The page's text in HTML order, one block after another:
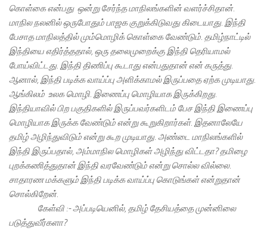
கொள்கை என்பது ஒன்று சேர்ந்த மாநிலங்களின் வளர்ச்சிதான்.
மாநில நலனில் ஒருபோதும் பாஜக குறுக்கிடுவது கிடையாது. இந்தி
பேசாத மாநிலத்தில் மும்மொழிக் கொள்கை வேண்டும். தமிழ்நாட்டில்
இந்தியை எதிர்த்ததால், ஒரு தலைமுறைக்கு இந்தி தெரியாமல்
போய்விட்டது. இந்தி திணிப்பு கூடாது என்பதுதான் என் கருத்து.
ஆனால், இந்தி படிக்க வாய்ப்பு அளிக்காமல் இருப்பதை ஏற்க முடியாது.
ஆங்கிலம் உலக மொழி. இணைப்பு மொழியாக இருக்கிறது.
இந்தியாவில் பிற பகுதிகளில் இருப்பவர்களிடம் பேச இந்தி இணைப்பு
மொழியாக இருக்க வேண்டும் என்று கூறுகிறார்கள். இதனாலேயே
தமிழ் அழிந்துவிடும் என்று கூற முடியாது. அண்டை மாநிலங்களில்
இந்தி இருப்பதால், அம்மாநில மொழிகள் அழிந்து விட்டதா? தமிழை
புறக்கணித்துதான் இந்தி வரவேண்டும் என்று சொல்ல வில்லை.
சாதாரண மக்களும் இந்தி படிக்க வாய்ப்பு கொடுங்கள் என்றுதான்
சொல்கிறேன்.
கேள்வி :- அப்படியெனில், தமிழ் தேசியத்தை முன்னிலை
படுத்துவீர்களா?